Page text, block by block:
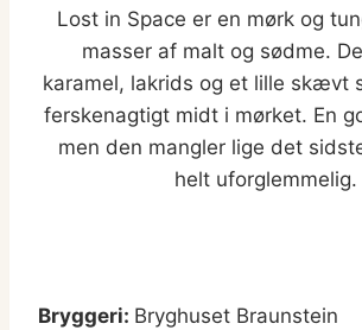
Lost in Space er en mørk og
masser af malt og sødme.
karamel, lakrids og et lille skævt
ferskenagtigt midt i mørket. En
men den mangler lige det
helt uforglemmelig.
Bryggeri: Bryghuset Braunstein